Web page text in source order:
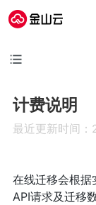
计费说明
最近更新时间：
在线迁移会根据
API请求及迁移